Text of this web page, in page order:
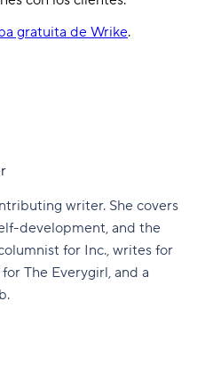
gratuita de Wrike.
writer. She covers
development, and the
for Inc., writes for
The Everygirl, and a